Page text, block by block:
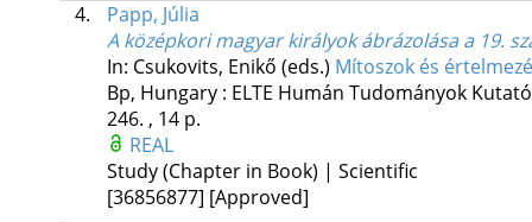
4.
Papp, Júlia
A középkori magyar királyok ábrázolása a 19.
In: Csukovits, Enikő (eds.) Mítoszok és
Bp, Hungary : ELTE Humán Tudományok
246. , 14 p.
REAL
Study (Chapter in Book) | Scientific
[36856877] [Approved]